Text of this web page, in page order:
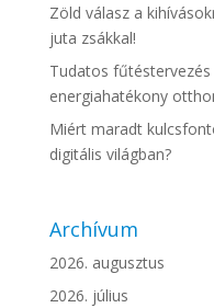
Zöld válasz a
juta zsákkal!
Tudatos
energiahatékony
Miért maradt
digitális világban?
Archívum
2026. augusztus
2026. július